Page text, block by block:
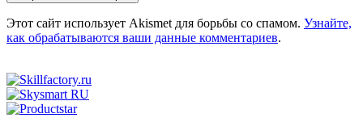
Этот сайт использует Akismet для борьбы со спамом. Узнайте,
как обрабатываются ваши данные комментариев.